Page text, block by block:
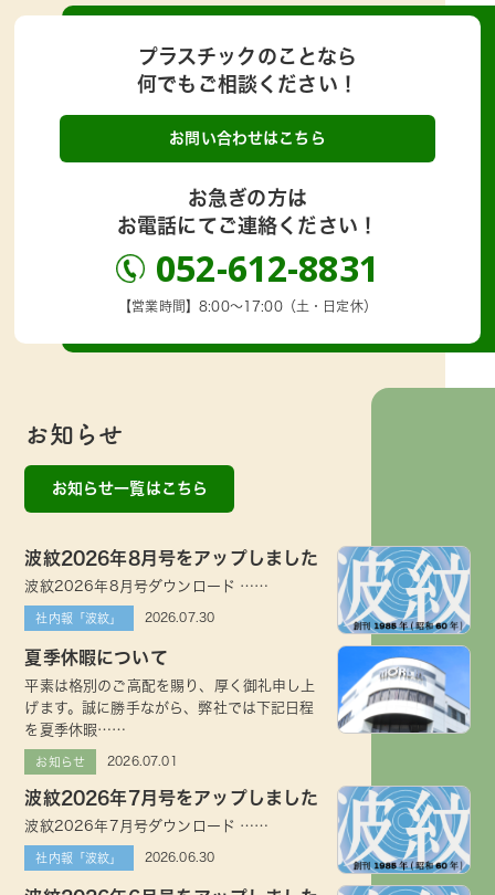
プラスチックのことなら
何でもご相談ください！
お問い合わせはこちら
お急ぎの方は
お電話にてご連絡ください！
052-612-8831
【営業時間】8:00～17:00（土・日定休）
お知らせ
お知らせ一覧はこちら
波紋2026年8月号をアップしました
波紋2026年8月号ダウンロード ……
社内報「波紋」 2026.07.30
夏季休暇について
平素は格別のご高配を賜り、厚く御礼申し上
げます。誠に勝手ながら、弊社では下記日程
を夏季休暇……
お知らせ 2026.07.01
波紋2026年7月号をアップしました
波紋2026年7月号ダウンロード ……
社内報「波紋」 2026.06.30